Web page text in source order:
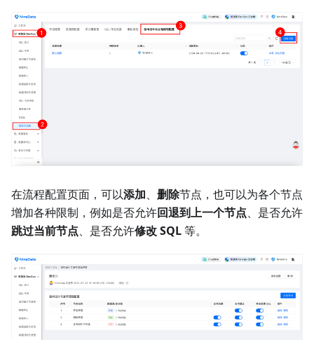
在流程配置页面，可以添加、 删除节点，也可以为各个节点
增加各种限制，例如是否允许回退到上一个节点、是否允许
跳过当前节点、是否允许修改 SQL等。